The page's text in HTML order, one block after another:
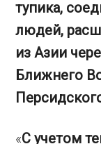
тупика,
людей,
из Азии
Ближнего
«С учетом